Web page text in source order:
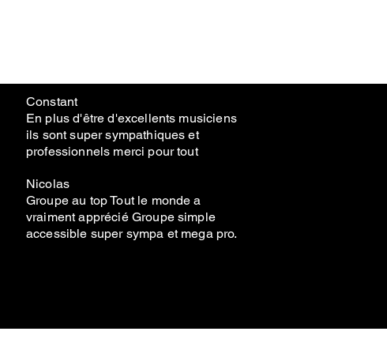
Constant
En plus d'être d'excellents musiciens
ils sont super sympathiques et
professionnels merci pour tout
Nicolas
Groupe au top Tout le monde a
vraiment apprécié Groupe simple
accessible super sympa et mega pro.